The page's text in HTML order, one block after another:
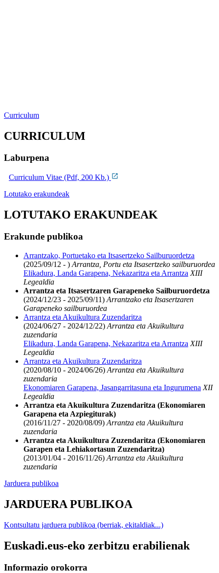
Curriculum
CURRICULUM
Laburpena
Curriculum Vitae (Pdf, 200 Kb.)
Lotutako erakundeak
LOTUTAKO ERAKUNDEAK
Erakunde publikoa
Arrantzako, Portuetako eta Itsasertzeko Sailburuordetza
(2025/09/12 - ) Arrantza, Portu eta Itsasertzeko sailburuordea
Elikadura, Landa Garapena, Nekazaritza eta Arrantza XIII
Legealdia
Arrantza eta Itsasertzaren Garapeneko Sailburuordetza
(2024/12/23 - 2025/09/11) Arrantzako eta Itsasertzaren
Garapeneko sailburuordea
Arrantza eta Akuikultura Zuzendaritza
(2024/06/27 - 2024/12/22) Arrantza eta Akuikultura
zuzendaria
Elikadura, Landa Garapena, Nekazaritza eta Arrantza XIII
Legealdia
Arrantza eta Akuikultura Zuzendaritza
(2020/08/10 - 2024/06/26) Arrantza eta Akuikultura
zuzendaria
Ekonomiaren Garapena, Jasangarritasuna eta Ingurumena XII
Legealdia
Arrantza eta Akuikultura Zuzendaritza (Ekonomiaren
Garapena eta Azpiegiturak)
(2016/11/27 - 2020/08/09) Arrantza eta Akuikultura
zuzendaria
Arrantza eta Akuikultura Zuzendaritza (Ekonomiaren
Garapen eta Lehiakortasun Zuzendaritza)
(2013/01/04 - 2016/11/26) Arrantza eta Akuikultura
zuzendaria
Jarduera publikoa
JARDUERA PUBLIKOA
Kontsultatu jarduera publikoa (berriak, ekitaldiak...)
Euskadi.eus-eko zerbitzu erabilienak
Informazio orokorra